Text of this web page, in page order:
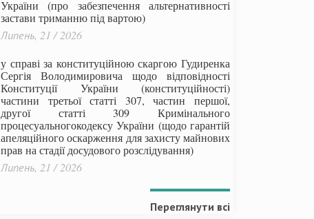
України (про забезпечення альтернативності
застави триманню під вартою)
Липень, 21 / 2026
у справі за конституційною скаргою Гудиренка
Сергія Володимировича щодо відповідності
Конституції України (конституційності)
частини третьої статті 307, частин першої,
другої статті 309 Кримінального
процесуальногокодексу України (щодо гарантій
апеляційного оскарження для захисту майнових
прав на стадії досудового розслідування)
Липень, 21 / 2026
Переглянути всі